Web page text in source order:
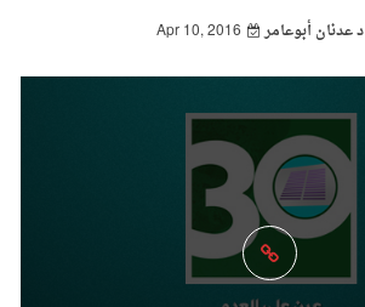
د عدنان أبوعامر Apr 10, 2016